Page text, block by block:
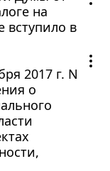
на
вступило в
2017 г. N
о